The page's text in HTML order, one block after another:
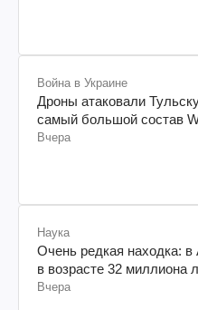
Война в Украине
Дроны атаковали
самый большой состав
Вчера
Наука
Очень редкая находка:
в возрасте 32 миллиона
Вчера